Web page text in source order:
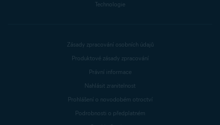
Technologie
Zásady zpracování osobních údajů
Produktové zásady zpracování
Právní informace
Nahlásit zranitelnost
Prohlášení o novodobém otroctví
Podrobnosti o předplatném